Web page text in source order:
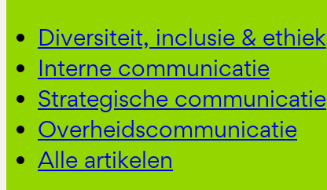
Diversiteit, inclusie & ethiek
Interne communicatie
Strategische communicatie
Overheidscommunicatie
Alle artikelen